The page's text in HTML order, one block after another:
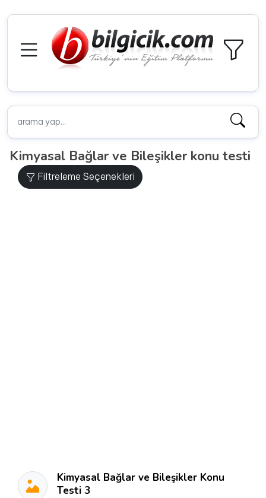
Kimyasal Bağlar ve Bileşikler konu testi
Filtreleme Seçenekleri
Kimyasal Bağlar ve Bileşikler Konu
Testi 3